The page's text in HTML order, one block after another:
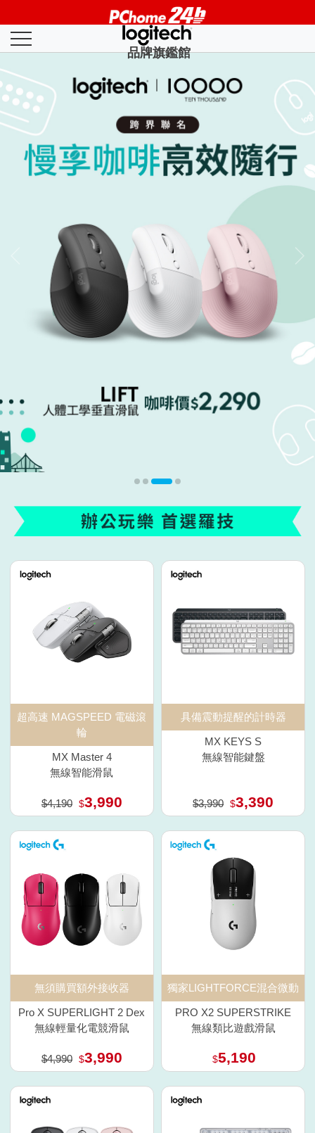
品牌旗鑑館
超高速 MAGSPEED 電磁滾
輪
MX Master 4
無線智能滑鼠
$4,190 $3,990
具備震動提醒的計時器
MX KEYS S
無線智能鍵盤
$3,990 $3,390
無須購買額外接收器
Pro X SUPERLIGHT 2 Dex
無線輕量化電競滑鼠
$4,990 $3,990
獨家LIGHTFORCE混合微動
PRO X2 SUPERSTRIKE
無線類比遊戲滑鼠
$5,190